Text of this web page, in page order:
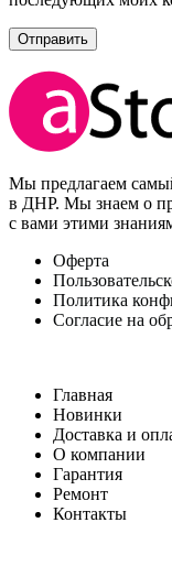
Мы предлагаем
в ДНР. Мы знаем о
с вами этими
Оферта
Политика
Согласие на
Главная
Новинки
Доставка и
О компании
Гарантия
Ремонт
Контакты